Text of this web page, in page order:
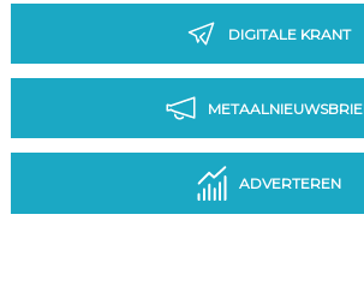
DIGITALE KRANT
ADVERTEREN